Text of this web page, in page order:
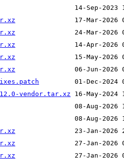
vendor.tar.xz